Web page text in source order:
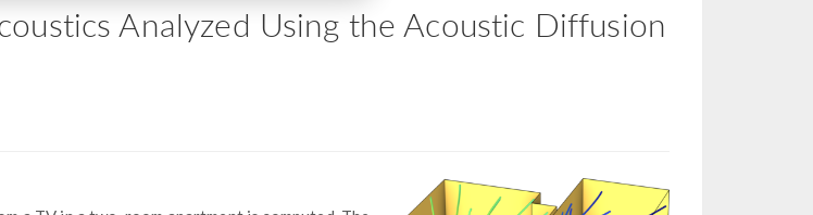
Analyzed Using the Acoustic Diffusion